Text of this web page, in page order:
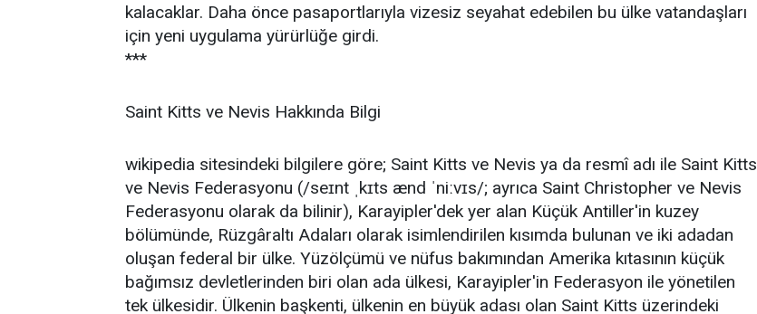
kalacaklar. Daha önce pasaportlarıyla vizesiz seyahat edebilen bu ülke vatandaşları
için yeni uygulama yürürlüğe girdi.
***
Saint Kitts ve Nevis Hakkında Bilgi
wikipedia sitesindeki bilgilere göre; Saint Kitts ve Nevis ya da resmî adı ile Saint Kitts
ve Nevis Federasyonu (/seɪnt ˌkɪts ænd ˈniːvɪs/; ayrıca Saint Christopher ve Nevis
Federasyonu olarak da bilinir), Karayipler'dek yer alan Küçük Antiller'in kuzey
bölümünde, Rüzgâraltı Adaları olarak isimlendirilen kısımda bulunan ve iki adadan
oluşan federal bir ülke. Yüzölçümü ve nüfus bakımından Amerika kıtasının küçük
bağımsız devletlerinden biri olan ada ülkesi, Karayipler'in Federasyon ile yönetilen
tek ülkesidir. Ülkenin başkenti, ülkenin en büyük adası olan Saint Kitts üzerindeki